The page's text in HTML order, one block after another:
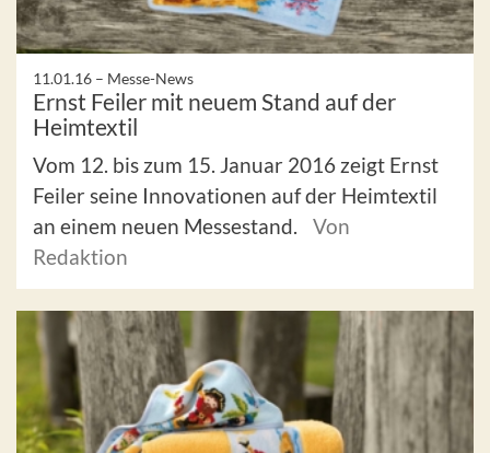
11.01.16 – Messe-News
Ernst Feiler mit neuem Stand auf der
Heimtextil
Vom 12. bis zum 15. Januar 2016 zeigt Ernst
Feiler seine Innovationen auf der Heimtextil
an einem neuen Messestand.
Von
Redaktion